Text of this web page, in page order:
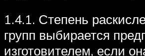
1.4.1. Степень
групп выбирается
изготовителем, если